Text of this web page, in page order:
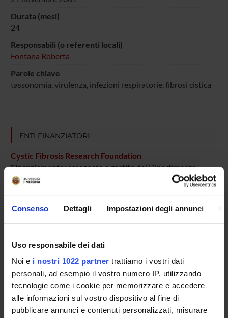
Consenso Dettagli Impostazioni degli annunci
Uso responsabile dei dati
Noi e i nostri 1022 partner trattiamo i vostri dati
personali, ad esempio il vostro numero IP, utilizzando
tecnologie come i cookie per memorizzare e accedere
alle informazioni sul vostro dispositivo al fine di
pubblicare annunci e contenuti personalizzati, misurare
Durata (mesi)
24
Responsabili (o referenti locali)
Fontana Roberta
Parole chiave
tassonomia, virulenza, infezioni respiratorie, fibrosi cistica
ENTI FINANZIATORI:
Cystic Fibrosis Research Foundation
Finanziamento:assegnato e gestito dal Dipartimento
PARTECIPANTI AL PROGETTO
SEZIONI
Microbiologia